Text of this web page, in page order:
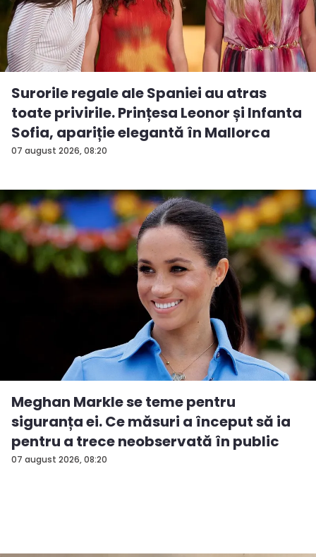
07 august 2026, 08:20
Surorile regale ale Spaniei au atras
toate privirile. Prințesa Leonor și Infanta
Sofia, apariție elegantă în Mallorca
07 august 2026, 08:20
Meghan Markle se teme pentru
siguranța ei. Ce măsuri a început să ia
pentru a trece neobservată în public